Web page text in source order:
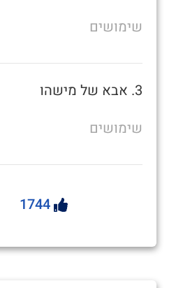
שימושים
3. אבא של מישהו
שימושים
1744